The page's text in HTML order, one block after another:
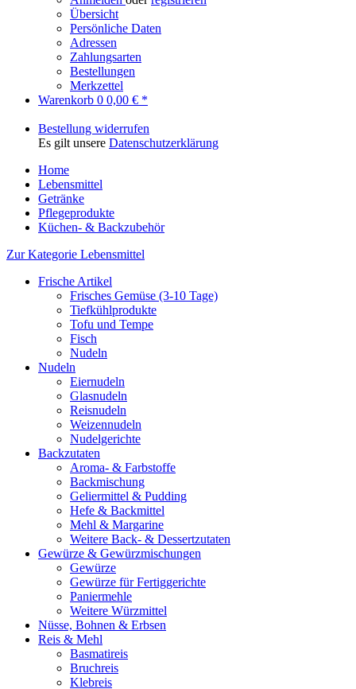
Übersicht
Persönliche Daten
Adressen
Zahlungsarten
Bestellungen
Merkzettel
Warenkorb 0 0,00 € *
Bestellung widerrufen
Es gilt unsere Datenschutzerklärung
Home
Lebensmittel
Getränke
Pflegeprodukte
Küchen- & Backzubehör
Zur Kategorie Lebensmittel
Frische Artikel
Frisches Gemüse (3-10 Tage)
Tiefkühlprodukte
Tofu und Tempe
Fisch
Nudeln
Nudeln
Eiernudeln
Glasnudeln
Reisnudeln
Weizennudeln
Nudelgerichte
Backzutaten
Aroma- & Farbstoffe
Backmischung
Geliermittel & Pudding
Hefe & Backmittel
Mehl & Margarine
Weitere Back- & Dessertzutaten
Gewürze & Gewürzmischungen
Gewürze
Gewürze für Fertiggerichte
Paniermehle
Weitere Würzmittel
Nüsse, Bohnen & Erbsen
Reis & Mehl
Basmatireis
Bruchreis
Klebreis